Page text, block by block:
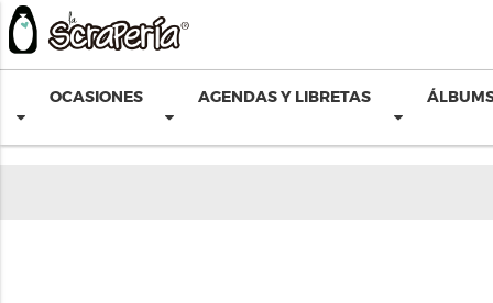
OCASIONES AGENDAS Y LIBRETAS